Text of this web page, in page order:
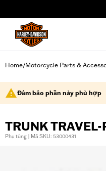
Home/Motorcycle Parts &
Đảm bảo phần này phù hợp
TRUNK TRAVEL-
Phụ tùng | Mã SKU: 53000431